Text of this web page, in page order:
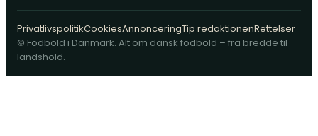
PrivatlivspolitikCookiesAnnonceringTip redaktionenRettelser
© Fodbold i Danmark. Alt om dansk fodbold – fra bredde til
landshold.